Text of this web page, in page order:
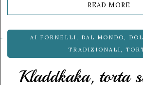
READ MORE
AI FORNELLI , DAL MONDO ,
TRADIZIONALI ,
Kladdkaka, torta